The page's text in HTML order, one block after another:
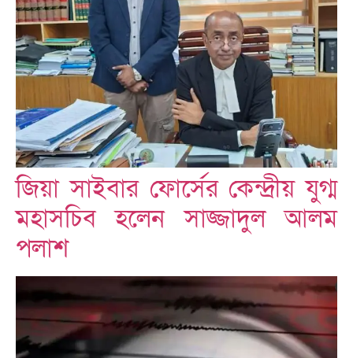
জিয়া সাইবার ফোর্সের কেন্দ্রীয় যুগ্ম
মহাসচিব হলেন সাজ্জাদুল আলম
পলাশ